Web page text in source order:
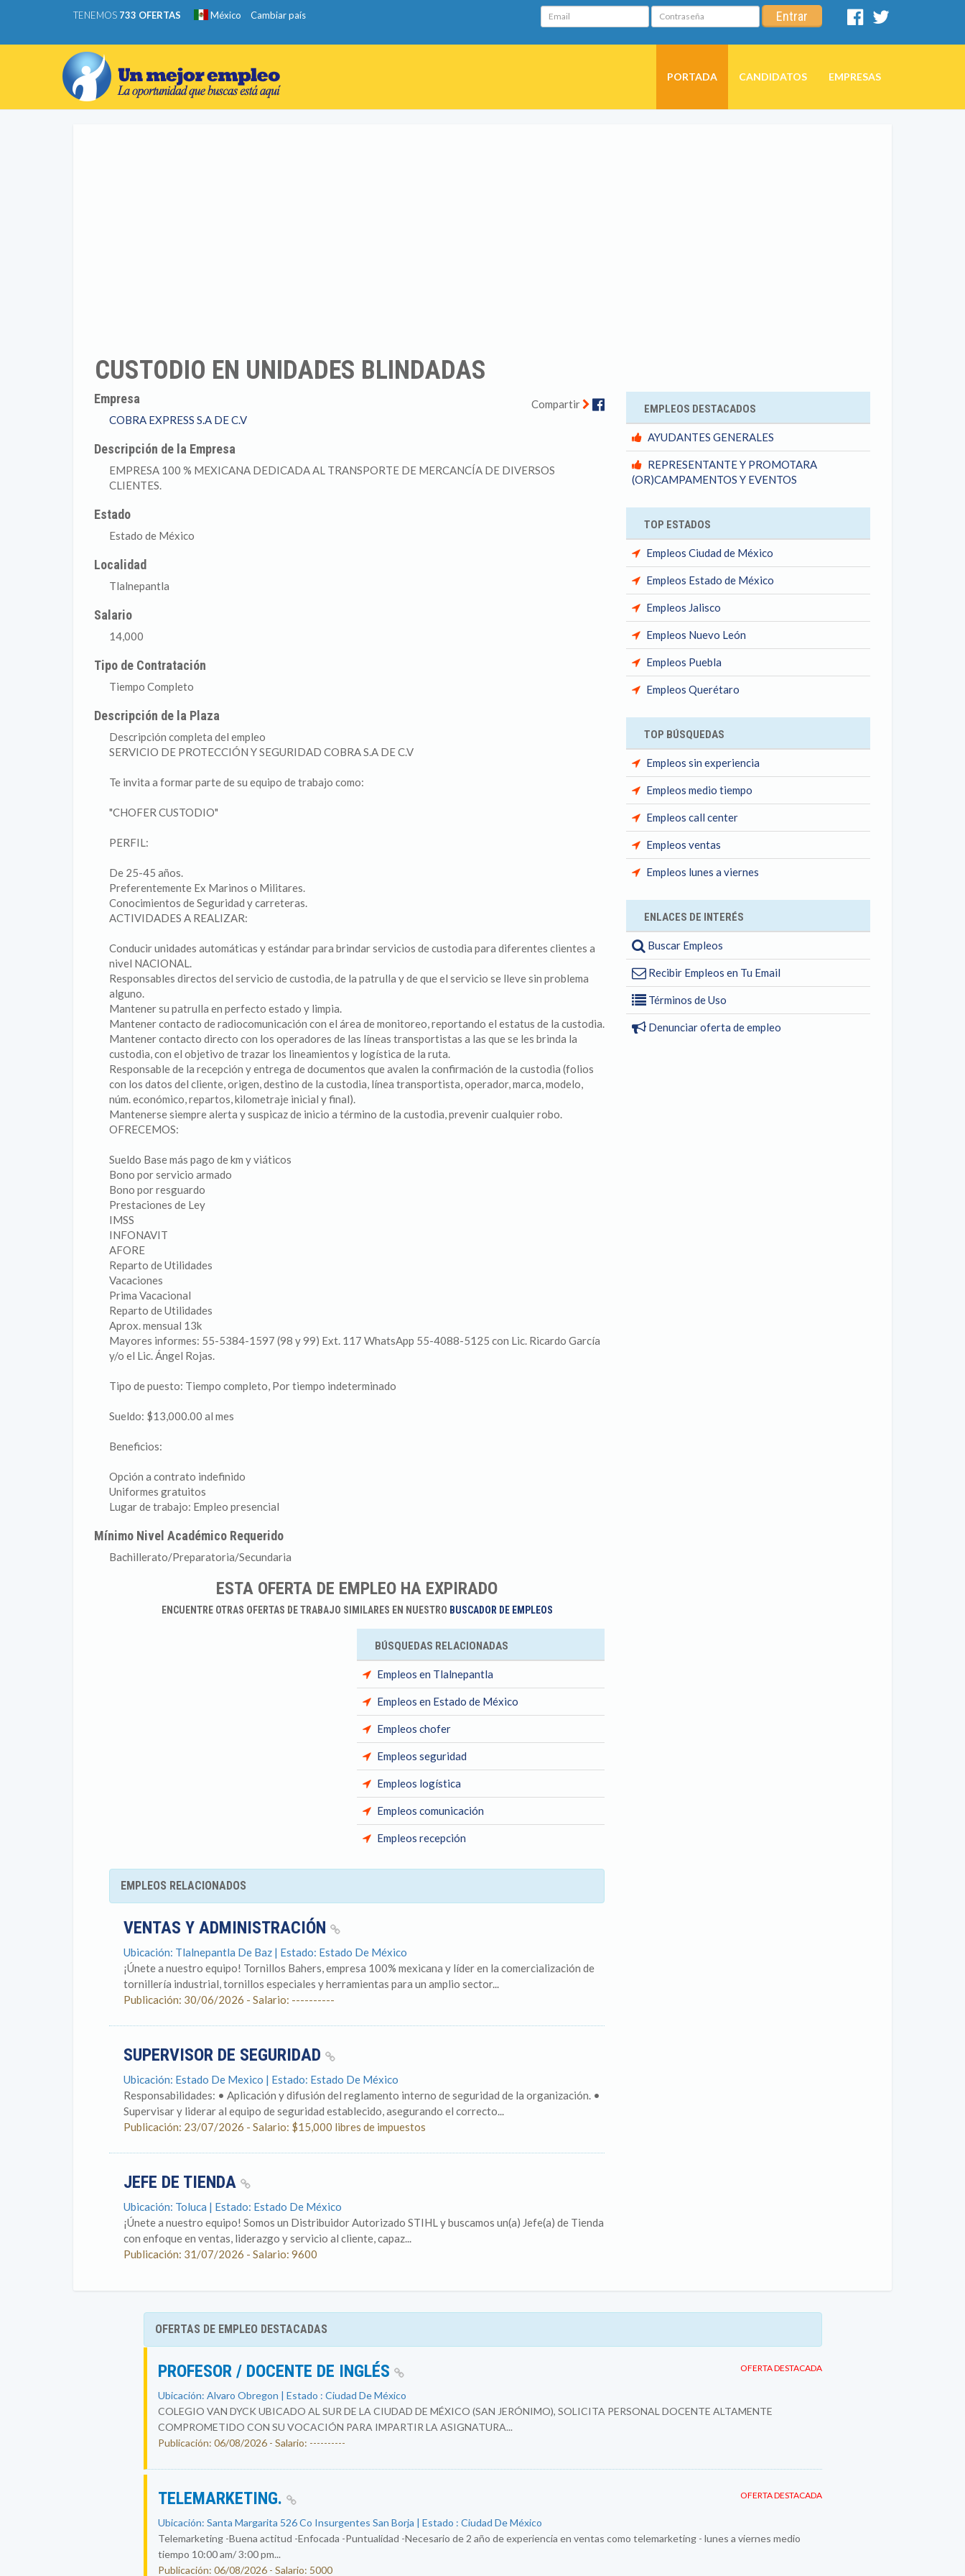
TENEMOS 733 OFERTAS México Cambiar país Email Contraseña Entrar
Facebook
PORTADA CANDIDATOS EMPRESAS
CUSTODIO EN UNIDADES BLINDADAS
Compartir Facebook
Empresa
COBRA EXPRESS S.A DE C.V
Descripción de la Empresa
EMPRESA 100 % MEXICANA DEDICADA AL TRANSPORTE DE MERCANCÍA DE DIVERSOS
CLIENTES.
Estado
Estado de México
Localidad
Tlalnepantla
Salario
14,000
Tipo de Contratación
Tiempo Completo
Descripción de la Plaza
Descripción completa del empleo
SERVICIO DE PROTECCIÓN Y SEGURIDAD COBRA S.A DE C.V
Te invita a formar parte de su equipo de trabajo como:
"CHOFER CUSTODIO"
PERFIL:
De 25-45 años.
Preferentemente Ex Marinos o Militares.
Conocimientos de Seguridad y carreteras.
ACTIVIDADES A REALIZAR:
Conducir unidades automáticas y estándar para brindar servicios de custodia para diferentes clientes a
nivel NACIONAL.
Responsables directos del servicio de custodia, de la patrulla y de que el servicio se lleve sin problema
alguno.
Mantener su patrulla en perfecto estado y limpia.
Mantener contacto de radiocomunicación con el área de monitoreo, reportando el estatus de la custodia.
Mantener contacto directo con los operadores de las líneas transportistas a las que se les brinda la
custodia, con el objetivo de trazar los lineamientos y logística de la ruta.
Responsable de la recepción y entrega de documentos que avalen la confirmación de la custodia (folios
con los datos del cliente, origen, destino de la custodia, línea transportista, operador, marca, modelo,
núm. económico, repartos, kilometraje inicial y final).
Mantenerse siempre alerta y suspicaz de inicio a término de la custodia, prevenir cualquier robo.
OFRECEMOS:
Sueldo Base más pago de km y viáticos
Bono por servicio armado
Bono por resguardo
Prestaciones de Ley
IMSS
INFONAVIT
AFORE
Reparto de Utilidades
Vacaciones
Prima Vacacional
Reparto de Utilidades
Aprox. mensual 13k
Mayores informes: 55-5384-1597 (98 y 99) Ext. 117 WhatsApp 55-4088-5125 con Lic. Ricardo García
y/o el Lic. Ángel Rojas.
Tipo de puesto: Tiempo completo, Por tiempo indeterminado
Sueldo: $13,000.00 al mes
Beneficios:
Opción a contrato indefinido
Uniformes gratuitos
Lugar de trabajo: Empleo presencial
Mínimo Nivel Académico Requerido
Bachillerato/Preparatoria/Secundaria
ESTA OFERTA DE EMPLEO HA EXPIRADO
ENCUENTRE OTRAS OFERTAS DE TRABAJO SIMILARES EN NUESTRO BUSCADOR DE EMPLEOS
BÚSQUEDAS RELACIONADAS
Empleos en Tlalnepantla
Empleos en Estado de México
Empleos chofer
Empleos seguridad
Empleos logística
Empleos comunicación
Empleos recepción
EMPLEOS RELACIONADOS
VENTAS Y ADMINISTRACIÓN
Ubicación: Tlalnepantla De Baz | Estado: Estado De México
¡Únete a nuestro equipo! Tornillos Bahers, empresa 100% mexicana y líder en la comercialización de
tornillería industrial, tornillos especiales y herramientas para un amplio sector...
Publicación: 30/06/2026 - Salario: ----------
SUPERVISOR DE SEGURIDAD
Ubicación: Estado De Mexico | Estado: Estado De México
Responsabilidades: • Aplicación y difusión del reglamento interno de seguridad de la organización. •
Supervisar y liderar al equipo de seguridad establecido, asegurando el correcto...
Publicación: 23/07/2026 - Salario: $15,000 libres de impuestos
JEFE DE TIENDA
Ubicación: Toluca | Estado: Estado De México
¡Únete a nuestro equipo! Somos un Distribuidor Autorizado STIHL y buscamos un(a) Jefe(a) de Tienda
con enfoque en ventas, liderazgo y servicio al cliente, capaz...
Publicación: 31/07/2026 - Salario: 9600
EMPLEOS DESTACADOS
AYUDANTES GENERALES
REPRESENTANTE Y PROMOTARA
(OR)CAMPAMENTOS Y EVENTOS
TOP ESTADOS
Empleos Ciudad de México
Empleos Estado de México
Empleos Jalisco
Empleos Nuevo León
Empleos Puebla
Empleos Querétaro
TOP BÚSQUEDAS
Empleos sin experiencia
Empleos medio tiempo
Empleos call center
Empleos ventas
Empleos lunes a viernes
ENLACES DE INTERÉS
Buscar Empleos
Recibir Empleos en Tu Email
Términos de Uso
Denunciar oferta de empleo
OFERTAS DE EMPLEO DESTACADAS
OFERTA DESTACADA
PROFESOR / DOCENTE DE INGLÉS
Ubicación: Alvaro Obregon | Estado : Ciudad De México
COLEGIO VAN DYCK UBICADO AL SUR DE LA CIUDAD DE MÉXICO (SAN JERÓNIMO), SOLICITA PERSONAL DOCENTE ALTAMENTE
COMPROMETIDO CON SU VOCACIÓN PARA IMPARTIR LA ASIGNATURA...
Publicación: 06/08/2026 - Salario: ----------
OFERTA DESTACADA
TELEMARKETING.
Ubicación: Santa Margarita 526 Co Insurgentes San Borja | Estado : Ciudad De México
Telemarketing -Buena actitud -Enfocada -Puntualidad -Necesario de 2 año de experiencia en ventas como telemarketing - lunes a viernes medio
tiempo 10:00 am/ 3:00 pm...
Publicación: 06/08/2026 - Salario: 5000